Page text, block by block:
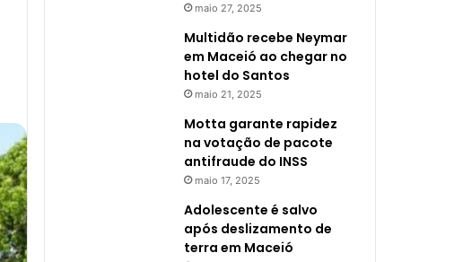
maio 27, 2025
Multidão recebe Neymar
em Maceió ao chegar no
hotel do Santos
maio 21, 2025
Motta garante rapidez
na votação de pacote
antifraude do INSS
maio 17, 2025
Adolescente é salvo
após deslizamento de
terra em Maceió